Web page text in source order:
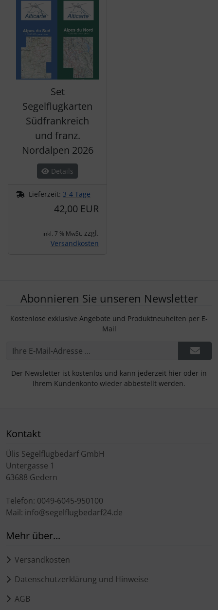
Set
Segelflugkarten
Südfrankreich
und franz.
Nordalpen 2026
Details
Lieferzeit: 3-4 Tage
42,00 EUR
inkl. 7 % MwSt. zzgl.
Versandkosten
Abonnieren Sie unseren Newsletter
Kostenlose exklusive Angebote und Produktneuheiten per E-
Mail
Der Newsletter ist kostenlos und kann jederzeit hier oder in
Ihrem Kundenkonto wieder abbestellt werden.
Kontakt
Ülis Segelflugbedarf GmbH
Untergasse 1
63688 Gedern
Telefon: 0049-6045-950100
Mail: info@segelflugbedarf24.de
Mehr über...
Versandkosten
Datenschutzerklärung und Hinweise
AGB